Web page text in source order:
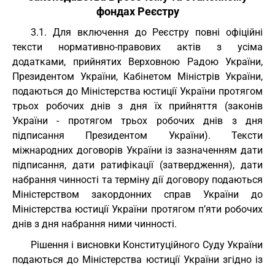
фондах Реєстру
3.1. Для включення до Реєстру повні офіційні
тексти нормативно-правових актів з усіма
додатками, прийнятих Верховною Радою України,
Президентом України, Кабінетом Міністрів України,
подаються до Міністерства юстиції України протягом
трьох робочих днів з дня їх прийняття (законів
України - протягом трьох робочих днів з дня
підписання Президентом України). Тексти
міжнародних договорів України із зазначенням дати
підписання, дати ратифікації (затвердження), дати
набрання чинності та терміну дії договору подаються
Міністерством закордонних справ України до
Міністерства юстиції України протягом п’яти робочих
днів з дня набрання ними чинності.
Рішення і висновки Конституційного Суду України
подаються до Міністерства юстиції України згідно із